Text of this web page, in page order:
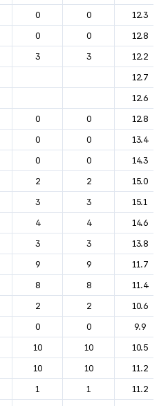
0 0
12.3
0 0
12.8
3 3
12.2
12.7
12.6
0 0
12.8
0 0
13.4
0 0
14.3
2 2
15.0
3 3
15.1
4 4
14.6
3 3
13.8
9 9
11.7
8 8
11.4
2 2
10.6
0 0
9.9
10 10
10.5
10 10
11.2
1 1
11.2